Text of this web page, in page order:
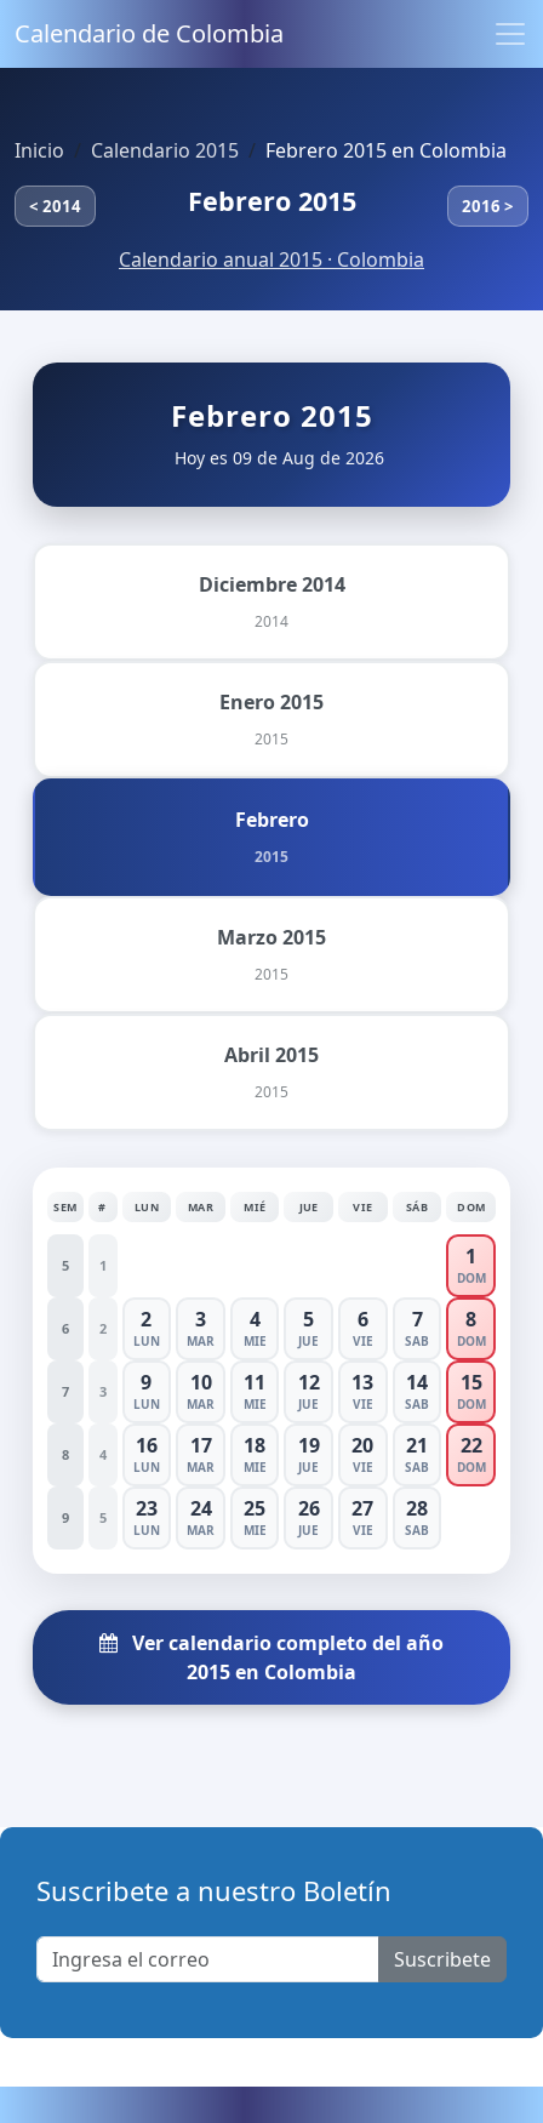
Calendario de Colombia
Inicio Calendario 2015 Febrero 2015 en Colombia
< 2014 Febrero 2015 2016 >
Calendario anual 2015 · Colombia
Febrero 2015
Hoy es 09 de Aug de 2026
Diciembre 2014
2014
Enero 2015
2015
Febrero
2015
Marzo 2015
2015
Abril 2015
2015
SEM # LUN MAR MIÉ JUE VIE SÁB DOM
5 1 1
DOM
6 2 2
LUN
3
MAR
4
MIE
5
JUE
6
VIE
7
SAB
8
DOM
7 3 9
LUN
10
MAR
11
MIE
12
JUE
13
VIE
14
SAB
15
DOM
8 4 16
LUN
17
MAR
18
MIE
19
JUE
20
VIE
21
SAB
22
DOM
9 5 23
LUN
24
MAR
25
MIE
26
JUE
27
VIE
28
SAB
Ver calendario completo del año
2015 en Colombia
Suscribete a nuestro Boletín
Suscribete